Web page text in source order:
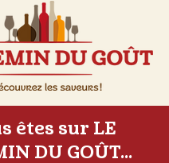
êtes sur LE
DU GOÛT...